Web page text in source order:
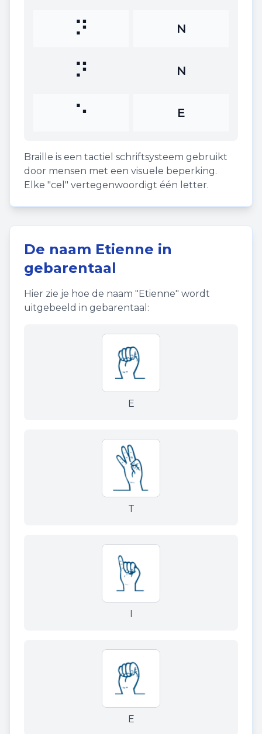
⠝ N
⠝ N
⠑ E
Braille is een tactiel schriftsysteem gebruikt
door mensen met een visuele beperking.
Elke "cel" vertegenwoordigt één letter.
De naam Etienne in
gebarentaal
Hier zie je hoe de naam "Etienne" wordt
uitgebeeld in gebarentaal:
E
T
I
E